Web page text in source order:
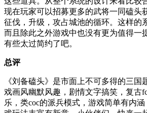
现在玩家可以招募更多的武将一同磕头
征伐，升级，攻占城池的循环。这样的
而且除此之外游戏中也没有更为值得一
有些太过简约了吧。
总评
《刘备磕头》是市面上不可多得的三国
戏画风幽默风趣，剧情文字搞笑，复古
乐，类coc的派兵模式，游戏简单有内